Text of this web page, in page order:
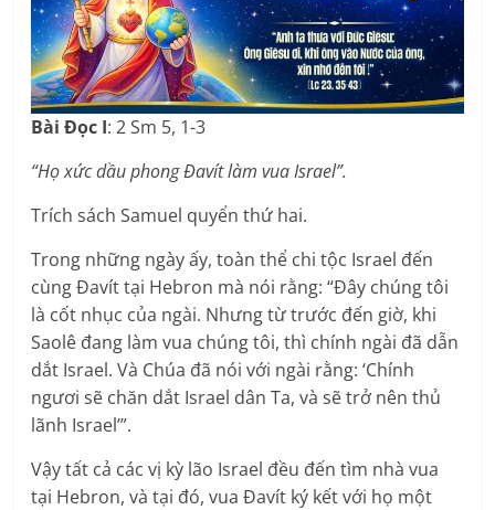
Bài Ðọc I: 2 Sm 5, 1-3
“Họ xức dầu phong Ðavít làm vua Israel”.
Trích sách Samuel quyển thứ hai.
Trong những ngày ấy, toàn thể chi tộc Israel đến
cùng Ðavít tại Hebron mà nói rằng: “Ðây chúng tôi
là cốt nhục của ngài. Nhưng từ trước đến giờ, khi
Saolê đang làm vua chúng tôi, thì chính ngài đã dẫn
dắt Israel. Và Chúa đã nói với ngài rằng: ‘Chính
ngươi sẽ chăn dắt Israel dân Ta, và sẽ trở nên thủ
lãnh Israel’”.
Vậy tất cả các vị kỳ lão Israel đều đến tìm nhà vua
tại Hebron, và tại đó, vua Ðavít ký kết với họ một